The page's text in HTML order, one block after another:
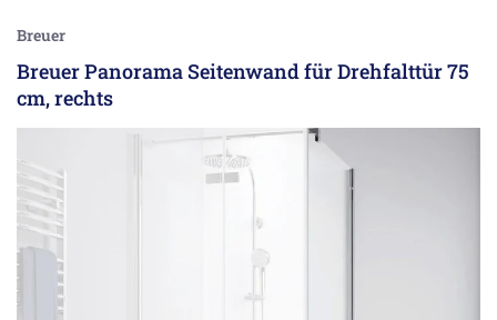
Breuer
Breuer Panorama Seitenwand für Drehfalttür 75
cm, rechts